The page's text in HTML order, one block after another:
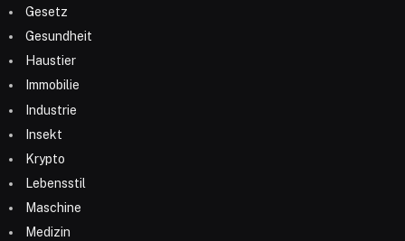
Gesetz
Gesundheit
Haustier
Immobilie
Industrie
Insekt
Krypto
Lebensstil
Maschine
Medizin